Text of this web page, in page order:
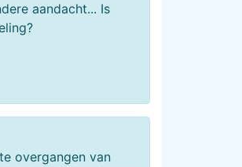
aandacht... Is
overgangen van